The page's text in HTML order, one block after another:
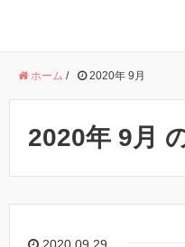
ホーム / 2020年 9月
2020年 9月